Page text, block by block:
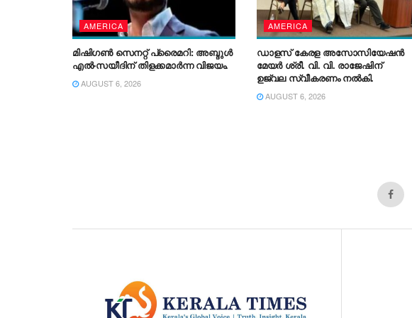
AMERICA
മിഷിഗൺ സെനറ്റ് പ്രൈമറി: അബ്ദുൾ
എൽ-സയീദിന് തിളക്കമാർന്ന വിജയം.
AUGUST 6, 2026
AMERICA
ഡാളസ് കേരള അസോസിയേഷൻ
മേയർ ശ്രീ. വി. വി. രാജേഷിന്
ഉജ്വല സ്വീകരണം നൽകി.
AUGUST 6, 2026